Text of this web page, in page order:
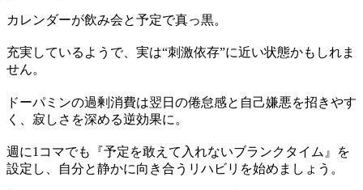
カレンダーが飲み会と予定で真っ黒。
充実しているようで、実は“刺激依存”に近い状態かもしれま
せん。
ドーパミンの過剰消費は翌日の倦怠感と自己嫌悪を招きやす
く、寂しさを深める逆効果に。
週に1コマでも『予定を敢えて入れないブランクタイム』を
設定し、自分と静かに向き合うリハビリを始めましょう。